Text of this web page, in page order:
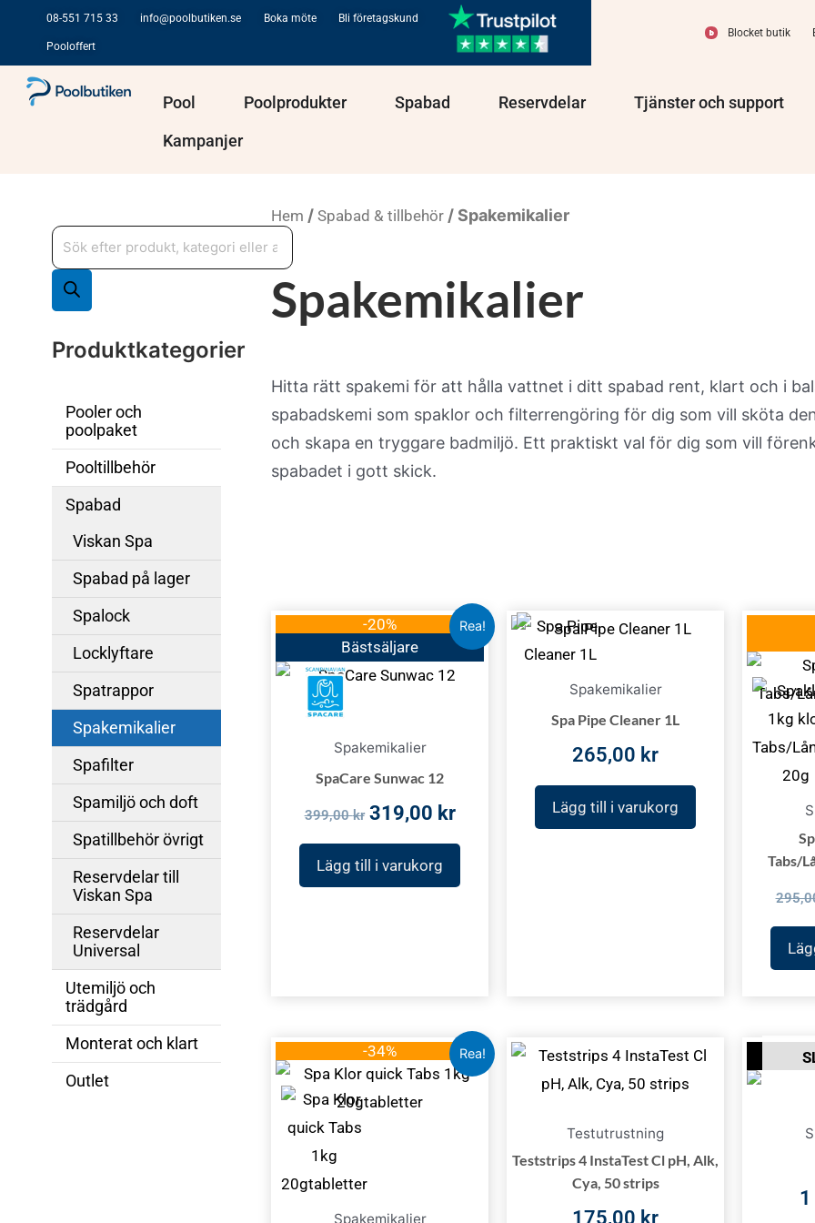
innehåll
08-551 715 33 info@poolbutiken.se Boka möte Bli företagskund
Pooloffert
Blocket butik
Pool Öppna PoolPoolprodukter Öppna Poolprodukter
Spabad Öppna Spabad
Reservdelar Öppna Reservdelar
Tjänster och support
Kampanjer
Produktsökning
Produktkategorier
Pooler och
poolpaket
Pooltillbehör
Spabad
Viskan Spa
Spabad på lager
Spalock
Locklyftare
Spatrappor
Spakemikalier
Spafilter
Spamiljö och doft
Spatillbehör övrigt
Reservdelar till
Viskan Spa
Reservdelar
Universal
Utemiljö och
trädgård
Monterat och klart
Outlet
Hem /Spabad & tillbehör / Spakemikalier
Spakemikalier
Hitta rätt spakemi för att hålla vattnet i ditt spabad rent, klart och i
spabadskemi som spaklor och filterrengöring för dig som vill sköta
och skapa en tryggare badmiljö. Ett praktiskt val för dig som vill
spabadet i gott skick.
Rea!
-20%
Bästsäljare
Spakemikalier
SpaCare Sunwac 12
399,00kr
Det
ursprungliga
priset
319,00 kr
Det
nuvarande
priset
Lägg till i varukorg
Spakemikalier
Spa Pipe Cleaner 1L
265,00 kr
Lägg till i varukorg
Tabs/
Rea!
-34%
Spakemikalier
Det
ursprungliga
priset
Det
nuvarande
249,00 kr.
Testutrustning
Teststrips 4 InstaTest Cl pH, Alk,
Cya, 50 strips
175,00 kr